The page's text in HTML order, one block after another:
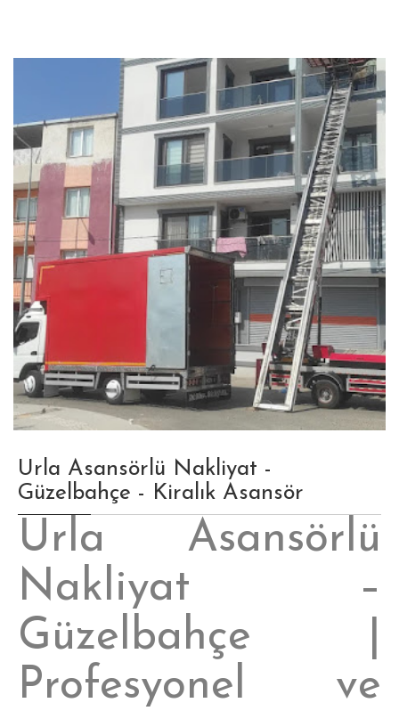
Urla Asansörlü Nakliyat -
Güzelbahçe - Kiralık Asansör
Urla Asansörlü
Nakliyat –
Güzelbahçe |
Profesyonel ve